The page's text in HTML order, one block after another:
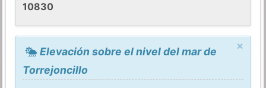
10830
×
Elevación sobre el nivel del mar de
Torrejoncillo